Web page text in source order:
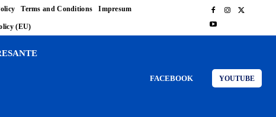
Terms and Conditions Impresum
(EU)
FACEBOOK YOUTUBE